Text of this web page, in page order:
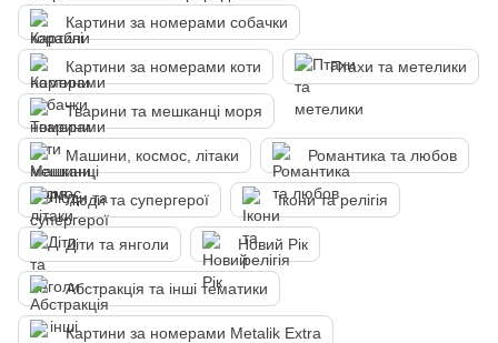
Картини за номерами собачки
Картини за номерами коти Птахи та метелики
Тварини та мешканці моря
Машини, космос, літаки Романтика та любов
Люди та супергерої Ікони та релігія
Діти та янголи Новий Рік
Абстракція та інші тематики
Картини за номерами Metalik Extra